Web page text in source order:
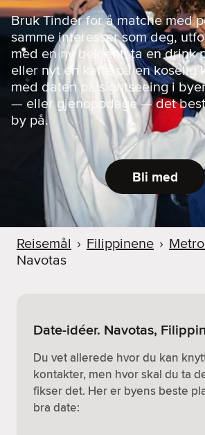
i
d
e
Bruk Tinder for å matche med
samme interesser som deg,
med en ny bekjent, ta en drink
eller nyt en kaffe på en koselig
med daten på sightseeing i
— eller gjenoppdage — det
by på.
Bli med
Reisemål › Filippinene ›
Navotas
Date-idéer. Navotas,
Du vet allerede hvor du kan
kontakter, men hvor skal du ta
fikser det. Her er byens beste
bra date: